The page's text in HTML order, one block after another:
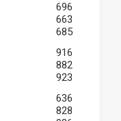
696
663
685
916
882
923
636
828